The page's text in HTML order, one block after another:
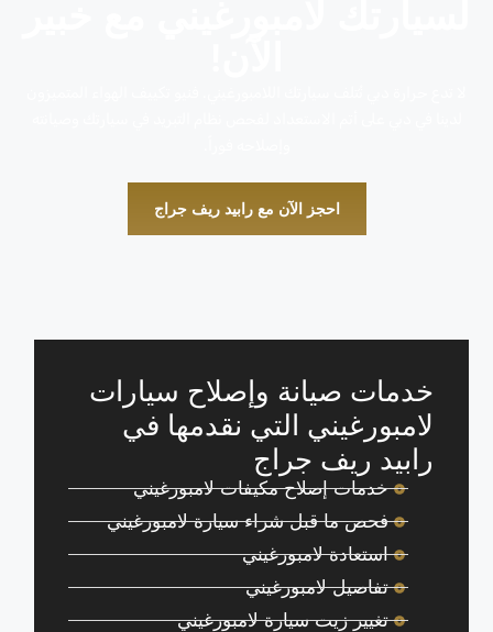
احجز الآن مع رابيد ريف جراج
خدمات صيانة وإصلاح سيارات
لامبورغيني التي نقدمها في
رابيد ريف جراج
خدمات إصلاح مكيفات لامبورغيني
فحص ما قبل شراء سيارة لامبورغيني
استعادة لامبورغيني
تفاصيل لامبورغيني
تغيير زيت سيارة لامبورغيني